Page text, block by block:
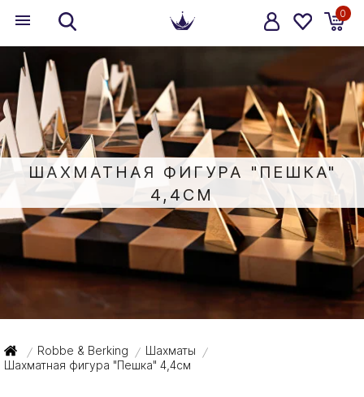
0
ШАХМАТНАЯ ФИГУРА "ПЕШКА"
4,4СМ
/ Robbe & Berking / Шахматы /
Шахматная фигура "Пешка" 4,4см